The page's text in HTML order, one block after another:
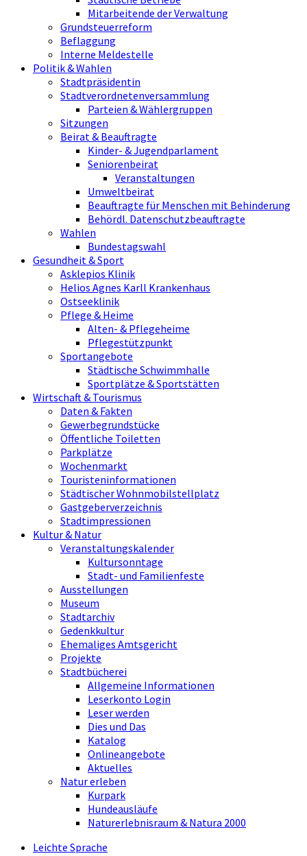
Mitarbeitende der Verwaltung
Grundsteuerreform
Beflaggung
Interne Meldestelle
Politik & Wahlen
Stadtpräsidentin
Stadtverordnetenversammlung
Parteien & Wählergruppen
Sitzungen
Beirat & Beauftragte
Kinder- & Jugendparlament
Seniorenbeirat
Veranstaltungen
Umweltbeirat
Beauftragte für Menschen mit Behinderung
Behördl. Datenschutzbeauftragte
Wahlen
Bundestagswahl
Gesundheit & Sport
Asklepios Klinik
Helios Agnes Karll Krankenhaus
Ostseeklinik
Pflege & Heime
Alten- & Pflegeheime
Pflegestützpunkt
Sportangebote
Städtische Schwimmhalle
Sportplätze & Sportstätten
Wirtschaft & Tourismus
Daten & Fakten
Gewerbegrundstücke
Öffentliche Toiletten
Parkplätze
Wochenmarkt
Touristeninformationen
Städtischer Wohnmobilstellplatz
Gastgeberverzeichnis
Stadtimpressionen
Kultur & Natur
Veranstaltungskalender
Kultursonntage
Stadt- und Familienfeste
Ausstellungen
Museum
Stadtarchiv
Gedenkkultur
Ehemaliges Amtsgericht
Projekte
Stadtbücherei
Allgemeine Informationen
Leserkonto Login
Leser werden
Dies und Das
Katalog
Onlineangebote
Aktuelles
Natur erleben
Kurpark
Hundeausläufe
Naturerlebnisraum & Natura 2000
Leichte Sprache